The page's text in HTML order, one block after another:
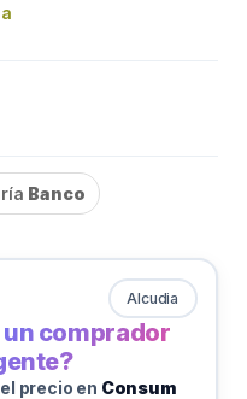
Banco
Alcudia
un comprador
precio en Consum